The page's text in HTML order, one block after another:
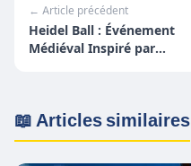
← Article précédent
Heidel Ball : Événement
Médiéval Inspiré par
📖 Articles similaires